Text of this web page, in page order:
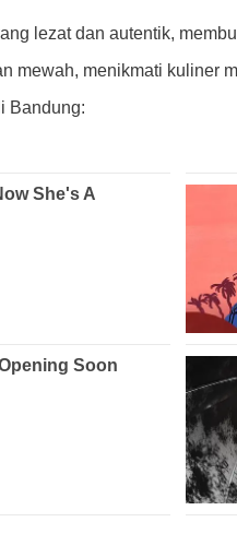
lezat dan autentik,
mewah, menikmati kuliner
Bandung: